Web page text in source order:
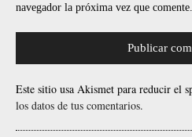
navegador la próxima vez que comente.
Este sitio usa Akismet para reducir el
los datos de tus comentarios.